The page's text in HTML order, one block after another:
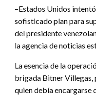
–Estados Unidos
sofisticado plan para
del presidente
la agencia de noticias
La esencia de la
brigada Bitner
quien debía encargarse